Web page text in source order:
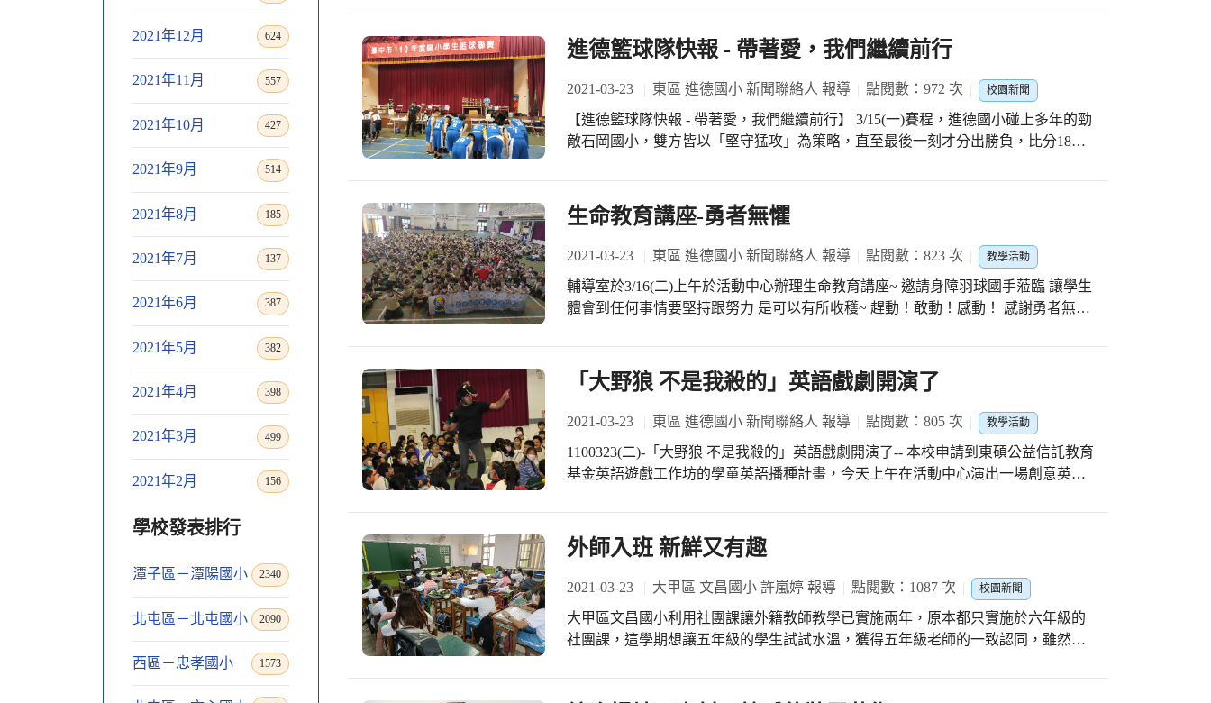
2021年12月 624
2021年11月 557
2021年10月 427
2021年9月 514
2021年8月 185
2021年7月 137
2021年6月 387
2021年5月 382
2021年4月 398
2021年3月 499
2021年2月 156
學校發表排行
潭子區－潭陽國小 2340
北屯區－北屯國小 2090
西區－忠孝國小 1573
是我的」如果所有的資源都是自己一個人的，真的好嗎？比獨佔更好的事是「尊
級學生，藉由觀察森林裡的大熊和兔子，最後知道要分享也要尊重其他動物。學生
體悟分享和尊重的重要品德。
屬於個人的亮點與光彩!
進德籃球隊快報 - 帶著愛，我們繼續前行
2021-03-23 東區 進德國小 新聞聯絡人 報導 點閱數：972 次 校園新聞
【進德籃球隊快報 - 帶著愛，我們繼續前行】 3/15(一)賽程，進德國小碰上多年的勁
敵石岡國小，雙方皆以「堅守猛攻」為策略，直至最後一刻才分出勝負，比分18：
在檢討會中凝聚共識與力量，期許未來也能夠繼續帶著今年這份六年級學長的努
力，誓言成為更棒的球隊，在明年打出更好的表現，讓進德驕傲！ 感謝邱筠庭教
練、吳佳蓉教練、張家豪教練等育英國中教練團隊對於籃球隊孩子們的帶領，601陳
澍祺媽媽、502張子恩爸爸與媽媽今天協助球員的接送。今天陳清萍教練、張宏因老
師、602徐家喆的爸爸與媽媽也親自到場為孩子們加油！這份情誼，讓我感受到進德
孩子有愛、真的好幸福！
生命教育講座-勇者無懼
2021-03-23 東區 進德國小 新聞聯絡人 報導 點閱數：823 次 教學活動
輔導室於3/16(二)上午於活動中心辦理生命教育講座~ 邀請身障羽球國手蒞臨 讓學生
體會到任何事情要堅持跟努力 是可以有所收穫~ 趕動！敢動！感動！ 感謝勇者無懼
「大野狼 不是我殺的」英語戲劇開演了
2021-03-23 東區 進德國小 新聞聯絡人 報導 點閱數：805 次 教學活動
1100323(二)-「大野狼 不是我殺的」英語戲劇開演了-- 本校申請到東碩公益信託教育
基金英語遊戲工作坊的學童英語播種計畫，今天上午在活動中心演出一場創意英語
外師入班 新鮮又有趣
2021-03-23 大甲區 文昌國小 許嵐婷 報導 點閱數：1087 次 校園新聞
大甲區文昌國小利用社團課讓外籍教師教學已實施兩年，原本都只實施於六年級的
社團課，這學期想讓五年級的學生試試水溫，獲得五年級老師的一致認同，雖然每